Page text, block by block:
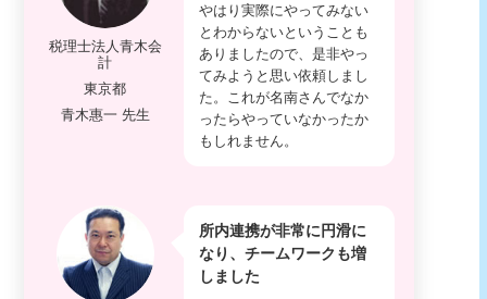
税理士法人青木会
計
東京都
青木惠一 先生
やはり実際にやってみない
とわからないということも
ありましたので、是非やっ
てみようと思い依頼しまし
た。これが名南さんでなか
ったらやっていなかったか
もしれません。
所内連携が非常に円滑に
なり、チームワークも増
しました